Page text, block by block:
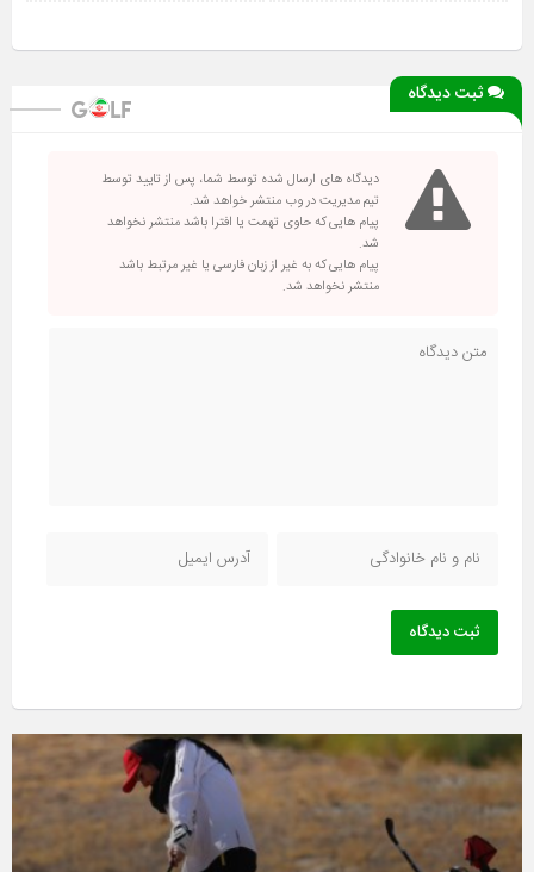
ثبت دیدگاه
دیدگاه های ارسال شده توسط شما، پس از تایید توسط
تیم مدیریت در وب منتشر خواهد شد.
پیام هایی که حاوی تهمت یا افترا باشد منتشر نخواهد
شد.
پیام هایی که به غیر از زبان فارسی یا غیر مرتبط باشد
منتشر نخواهد شد.
ثبت دیدگاه